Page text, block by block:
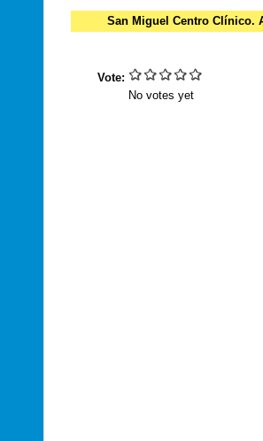
San Miguel Centro Clínico.
Vote:
No votes yet